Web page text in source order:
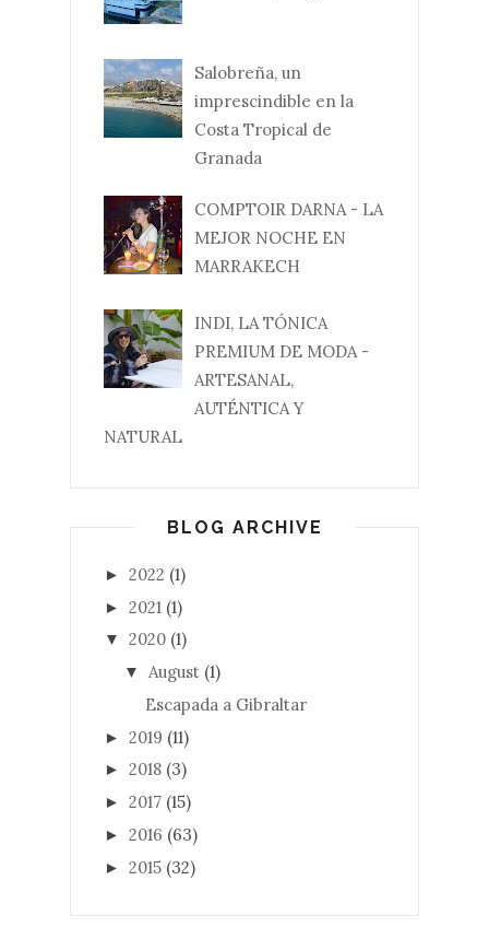
Salobreña, un
imprescindible en la
Costa Tropical de
Granada
COMPTOIR DARNA - LA
MEJOR NOCHE EN
MARRAKECH
INDI, LA TÓNICA
PREMIUM DE MODA -
ARTESANAL,
AUTÉNTICA Y
NATURAL
BLOG ARCHIVE
► 2022 (1)
► 2021 (1)
▼ 2020 (1)
▼ August (1)
Escapada a Gibraltar
► 2019 (11)
► 2018 (3)
► 2017 (15)
► 2016 (63)
► 2015 (32)